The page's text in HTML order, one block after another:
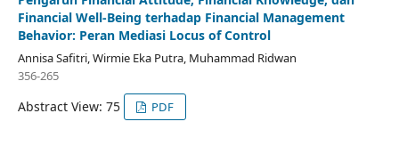
Financial Well-Being terhadap Financial Management
Behavior: Peran Mediasi Locus of Control
Annisa Safitri, Wirmie Eka Putra, Muhammad Ridwan
356-265
Abstract View: 75 PDF